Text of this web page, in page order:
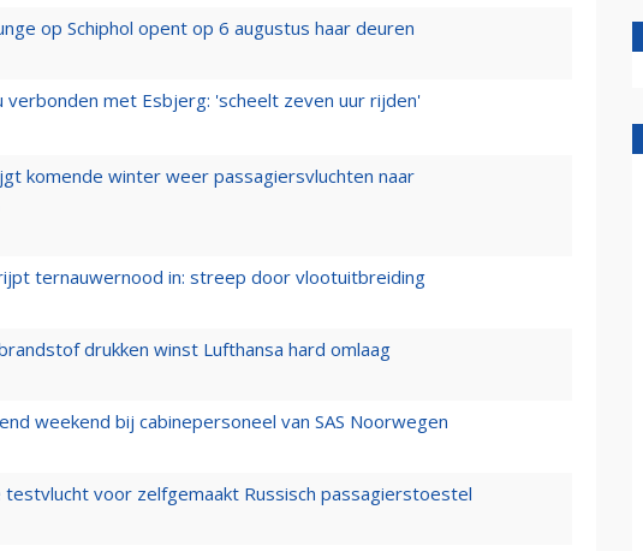
op Schiphol opent op 6 augustus haar deuren
verbonden met Esbjerg: 'scheelt zeven uur rijden'
komende winter weer passagiersvluchten naar
ternauwernood in: streep door vlootuitbreiding
drukken winst Lufthansa hard omlaag
weekend bij cabinepersoneel van SAS Noorwegen
testvlucht voor zelfgemaakt Russisch passagierstoestel